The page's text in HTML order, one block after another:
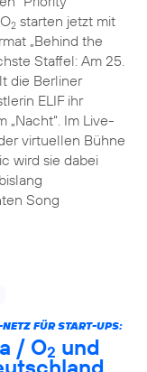
2starten jetzt mit
„Behind the
Staffel: Am 25.
die Berliner
ELIF ihr
„Nacht“. Im Live-
virtuellen Bühne
wird sie dabei
Song
FÜR START-UPS:
/ O2 und